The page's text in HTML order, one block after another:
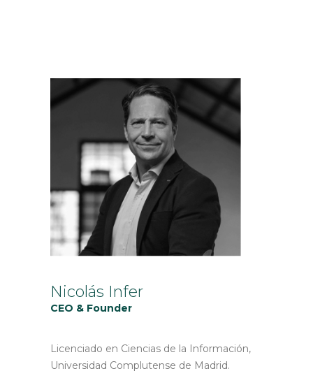
Nicolás Infer
CEO & Founder
Licenciado en Ciencias de la Información,
Universidad Complutense de Madrid.